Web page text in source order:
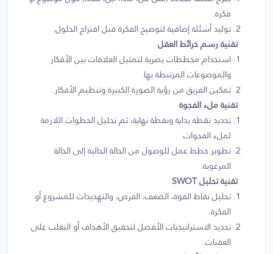
فكرة.
توليد أسئلة إضافية لتوضيح الفكرة قبل اقتراح الحلول.
تقنية رسم خرائط العقل
استخدام مخططات بصرية لتمثيل العلاقات بين الأفكار
والموضوعات المرتبطة بها.
تمكين الفريق من رؤية الصورة الكبيرة وتنظيم الأفكار.
تقنية ملء الفجوة
تحديد نقطة بداية ونقطة نهاية، ثم تحليل الخطوات اللازمة
لملء الفجوات.
تطوير خطط عمل للوصول من الحالة الحالية إلى الحالة
المرغوبة.
تقنية تحليل SWOT
تحليل نقاط القوة، الضعف، الفرص، والتهديدات للمشروع أو
الفكرة.
تحديد الاستراتيجيات الأفضل لتحقيق الأهداف أو التغلب على
العقبات.